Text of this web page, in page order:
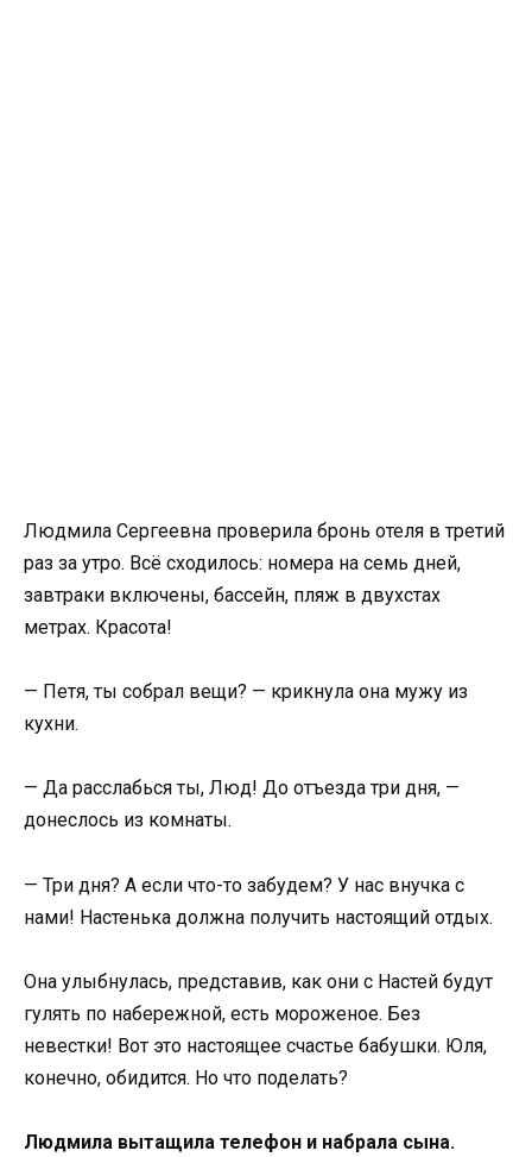
Людмила Сергеевна проверила бронь отеля в третий
раз за утро. Всё сходилось: номера на семь дней,
завтраки включены, бассейн, пляж в двухстах
метрах. Красота!
— Петя, ты собрал вещи? — крикнула она мужу из
кухни.
— Да расслабься ты, Люд! До отъезда три дня, —
донеслось из комнаты.
— Три дня? А если что-то забудем? У нас внучка с
нами! Настенька должна получить настоящий отдых.
Она улыбнулась, представив, как они с Настей будут
гулять по набережной, есть мороженое. Без
невестки! Вот это настоящее счастье бабушки. Юля,
конечно, обидится. Но что поделать?
Людмила вытащила телефон и набрала сына.